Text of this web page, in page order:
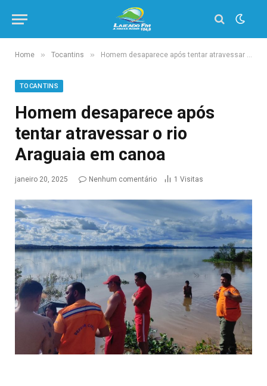
Home » Tocantins » Homem desaparece após tentar atravessar o rio Araguaia em canoa
TOCANTINS
Homem desaparece após
tentar atravessar o rio
Araguaia em canoa
janeiro 20, 2025 Nenhum comentário 1 Visitas